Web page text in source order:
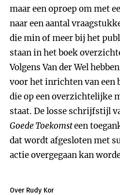
maar een oproep om met
naar een aantal
die min of meer bij het
staan in het boek
Volgens Van der Wel
voor het inrichten van een
die op een overzichtelijke
staat. De losse schrijfstijl
Goede Toekomsteen
dat wordt afgesloten met
actie overgegaan kan
Over Rudy Kor